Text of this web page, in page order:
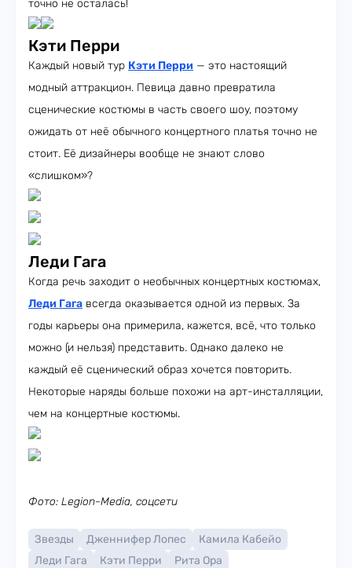
точно не осталась!
Кэти Перри
Каждый новый тур Кэти Перри — это настоящий
модный аттракцион. Певица давно превратила
сценические костюмы в часть своего шоу, поэтому
ожидать от неё обычного концертного платья точно не
стоит. Её дизайнеры вообще не знают слово
«слишком»?
Леди Гага
Когда речь заходит о необычных концертных костюмах,
Леди Гага всегда оказывается одной из первых. За
годы карьеры она примерила, кажется, всё, что только
можно (и нельзя) представить. Однако далеко не
каждый её сценический образ хочется повторить.
Некоторые наряды больше похожи на арт-инсталляции,
чем на концертные костюмы.
Фото: Legion-Media, соцсети
Звезды Дженнифер Лопес
Камила Кабейо
Леди Гага
Кэти Перри Рита Ора